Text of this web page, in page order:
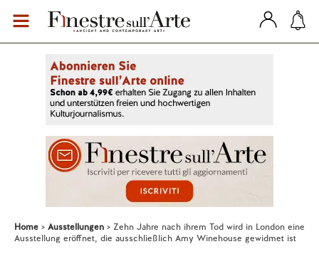
Home Ausstellungen
Zehn Jahre nach ihrem Tod wird in London eine
Ausstellung eröffnet, die ausschließlich Amy Winehouse gewidmet ist